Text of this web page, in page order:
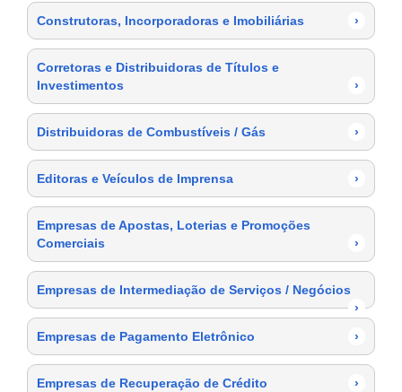
Construtoras, Incorporadoras e Imobiliárias ›
Corretoras e Distribuidoras de Títulos e
Investimentos
›
Distribuidoras de Combustíveis / Gás ›
Editoras e Veículos de Imprensa ›
Empresas de Apostas, Loterias e Promoções
Comerciais
›
Empresas de Intermediação de Serviços / Negócios
›
Empresas de Pagamento Eletrônico
›
Empresas de Recuperação de Crédito ›